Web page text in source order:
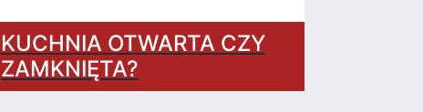
KUCHNIA OTWARTA CZY
ZAMKNIĘTA?